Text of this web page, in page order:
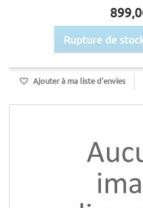
Rupture de
Ajouter à ma liste d'envies